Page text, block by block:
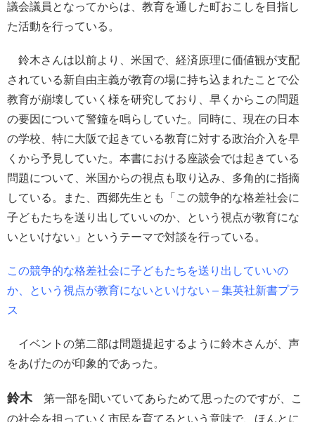
議会議員となってからは、教育を通した町おこしを目指し
た活動を行っている。
鈴木さんは以前より、米国で、経済原理に価値観が支配
されている新自由主義が教育の場に持ち込まれたことで公
教育が崩壊していく様を研究しており、早くからこの問題
の要因について警鐘を鳴らしていた。同時に、現在の日本
の学校、特に大阪で起きている教育に対する政治介入を早
くから予見していた。本書における座談会では起きている
問題について、米国からの視点も取り込み、多角的に指摘
している。また、西郷先生とも「この競争的な格差社会に
子どもたちを送り出していいのか、という視点が教育にな
いといけない」というテーマで対談を行っている。
この競争的な格差社会に子どもたちを送り出していいの
か、という視点が教育にないといけない – 集英社新書プラ
ス
イベントの第二部は問題提起するように鈴木さんが、声
をあげたのが印象的であった。
鈴木第一部を聞いていてあらためて思ったのですが、こ
の社会を担っていく市民を育てるという意味で、ほんとに